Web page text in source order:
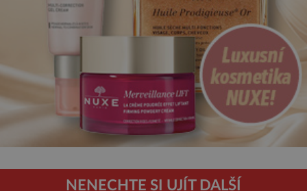
NENECHTE SI UJÍT DALŠÍ